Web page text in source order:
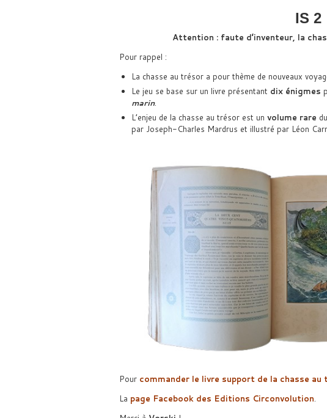
IS 2
Attention : faute d’inventeur, la
Pour rappel :
La chasse au trésor a pour thème de nouveaux
Le jeu se base sur un livre présentant dix énigmes
marin.
L’enjeu de la chasse au trésor est un volume rare du
par Joseph-Charles Mardrus et illustré par Léon
Pour commander le livre support de la chasse au
La page Facebook des Editions Circonvolution.